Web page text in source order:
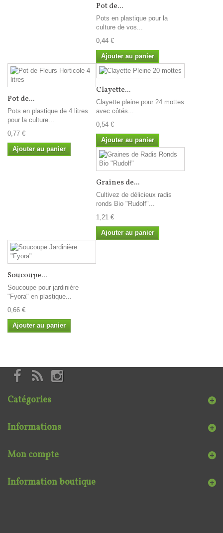
Pot de...
Pots en plastique pour la
culture de vos...
0,44 €
Ajouter au panier
Pot de...
Pots en plastique de 4 litres
pour la culture...
0,77 €
Ajouter au panier
Clayette...
Clayette pleine pour 24 mottes
avec côtés...
0,54 €
Ajouter au panier
Graines de...
Cultivez de délicieux radis
ronds Bio "Rudolf"...
1,21 €
Ajouter au panier
Soucoupe...
Soucoupe pour jardinière
"Fyora" en plastique...
0,66 €
Ajouter au panier
Catégories
Informations
Mon compte
Information boutique